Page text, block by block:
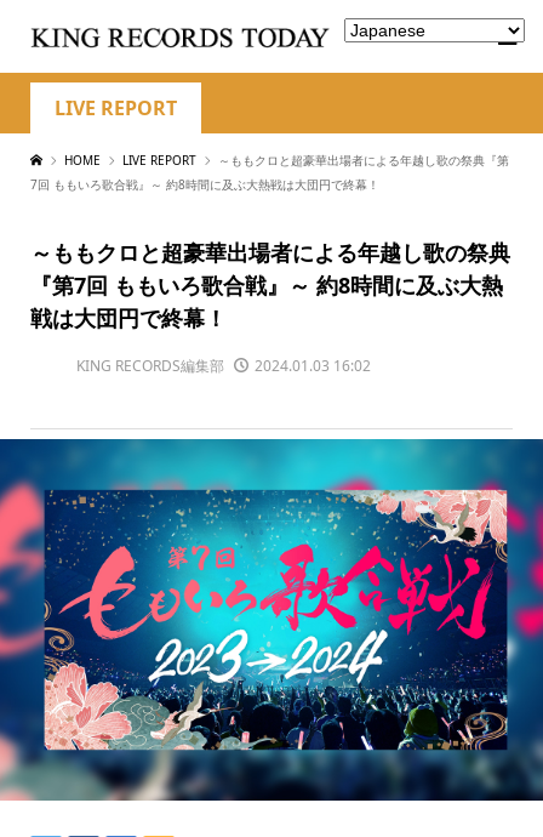
LIVE REPORT
HOME LIVE REPORT
～ももクロと超豪華出場者による年越し歌の祭典『第
7回 ももいろ歌合戦』～ 約8時間に及ぶ大熱戦は大団円で終幕！
～ももクロと超豪華出場者による年越し歌の祭典
『第7回 ももいろ歌合戦』～ 約8時間に及ぶ大熱
戦は大団円で終幕！
KING RECORDS編集部 2024.01.03 16:02